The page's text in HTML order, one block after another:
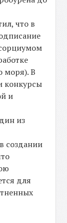
что в
моря). В
конкурсы
и
из
создании
для